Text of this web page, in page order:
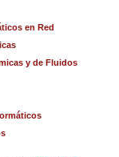
en Red
y de Fluidos